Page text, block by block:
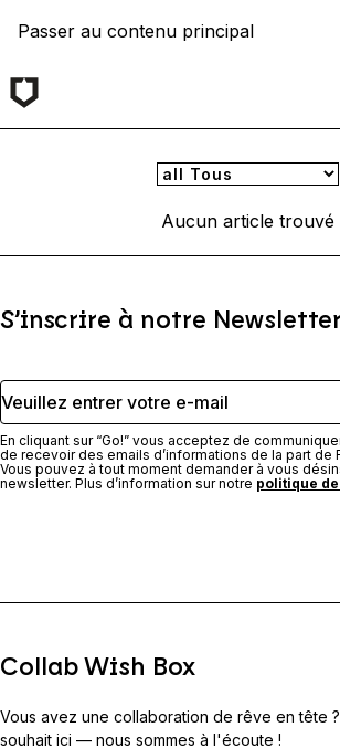
Passer au contenu principal
Aucun article trouvé
S’inscrire à notre Newsletter
Veuillez entrer votre e-mail
En cliquant sur “Go!” vous acceptez de
de recevoir des emails d’informations de la part de
Vous pouvez à tout moment demander à vous
newsletter. Plus d’information sur notre politique
Collab Wish Box
Vous avez une collaboration de rêve en tête
souhait ici — nous sommes à l'écoute !